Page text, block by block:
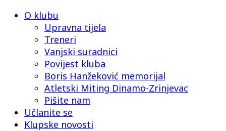
O klubu
Upravna tijela
Treneri
Vanjski suradnici
Povijest kluba
Boris Hanžeković memorijal
Atletski Miting Dinamo-Zrinjevac
Pišite nam
Učlanite se
Klupske novosti